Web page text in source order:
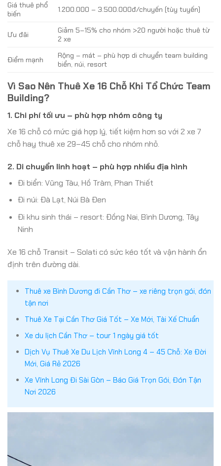
Giá thuê phổ
biến
1.200.000 – 3.500.000đ/chuyến (tùy tuyến)
Ưu đãi
Giảm 5–15% cho nhóm >20 người hoặc thuê từ
2 xe
Điểm mạnh
Rộng – mát – phù hợp di chuyển team building
biển, núi, resort
Vì Sao Nên Thuê Xe 16 Chỗ Khi Tổ Chức Team
Building?
1. Chi phí tối ưu – phù hợp nhóm công ty
Xe 16 chỗ có mức giá hợp lý, tiết kiệm hơn so với 2 xe 7
chỗ hay thuê xe 29–45 chỗ cho nhóm nhỏ.
2. Di chuyển linh hoạt – phù hợp nhiều địa hình
Đi biển: Vũng Tàu, Hồ Tràm, Phan Thiết
Đi núi: Đà Lạt, Núi Bà Đen
Đi khu sinh thái – resort: Đồng Nai, Bình Dương, Tây
Ninh
Xe 16 chỗ Transit – Solati có sức kéo tốt và vận hành ổn
định trên đường dài.
Thuê xe Bình Dương đi Cần Thơ – xe riêng trọn gói, đón
tận nơi
Thuê Xe Tại Cần Thơ Giá Tốt – Xe Mới, Tài Xế Chuẩn
Xe du lịch Cần Thơ – tour 1 ngày giá tốt
Dịch Vụ Thuê Xe Du Lịch Vĩnh Long 4 – 45 Chỗ: Xe Đời
Mới, Giá Rẻ 2026
Xe Vĩnh Long Đi Sài Gòn – Báo Giá Trọn Gói, Đón Tận
Nơi 2026